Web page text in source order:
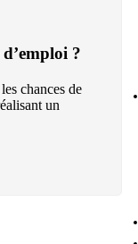
?
chances de
un